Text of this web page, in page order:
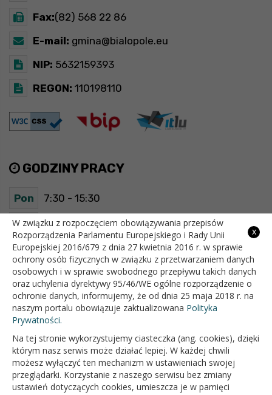
Fax:(82) 568 22 86
E-mail: gmina@bialopole.eu
NIP: 5632159393
REGON: 110198110
GODZINY PRACY
Pon 7:30 - 15:30
Wt 7:30 - 15:30
Śr 7:30 - 15:30
Czw 7:30 - 15:30
Pt 7:30 - 15:30
OFICJALNY SERWIS INTERNETOWY GMINY BIAŁOPOLE
x
W związku z rozpoczęciem obowiązywania przepisów
Rozporządzenia Parlamentu Europejskiego i Rady Unii
Europejskiej 2016/679 z dnia 27 kwietnia 2016 r. w sprawie
ochrony osób fizycznych w związku z przetwarzaniem danych
osobowych i w sprawie swobodnego przepływu takich danych
oraz uchylenia dyrektywy 95/46/WE ogólne rozporządzenie o
ochronie danych, informujemy, że od dnia 25 maja 2018 r. na
naszym portalu obowiązuje zaktualizowana Polityka
Prywatności.
Na tej stronie wykorzystujemy ciasteczka (ang. cookies), dzięki
którym nasz serwis może działać lepiej. W każdej chwili
możesz wyłączyć ten mechanizm w ustawieniach swojej
przeglądarki. Korzystanie z naszego serwisu bez zmiany
ustawień dotyczących cookies, umieszcza je w pamięci